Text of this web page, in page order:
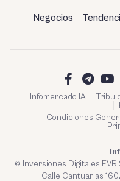
Negocios
Infomercado IA Tribu
Condiciones
© Inversiones Digitales
Calle Cantuarias